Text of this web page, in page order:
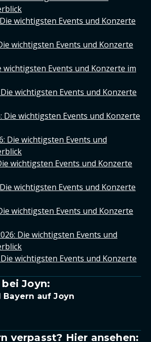
wichtigsten Events und Konzerte
wichtigsten Events und Konzerte
wichtigsten Events und Konzerte im
wichtigsten Events und Konzerte
Die wichtigsten Events und Konzerte
Die wichtigsten Events und
wichtigsten Events und Konzerte
wichtigsten Events und Konzerte
wichtigsten Events und Konzerte
Die wichtigsten Events und
wichtigsten Events und Konzerte
Joyn:
Bayern auf Joyn
verpasst? Hier ansehen: